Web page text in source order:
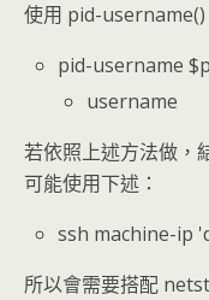
使用 pid-
pid-username
username
若依照上述方法做，
可能使用下述：
ssh machine-ip
所以會需要搭配